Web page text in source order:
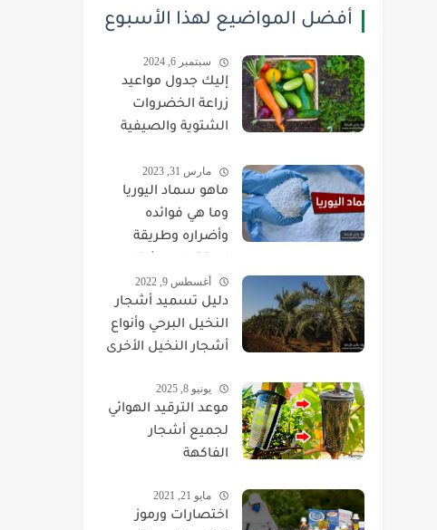
أفضل المواضيع لهذا الأسبوع
سبتمبر 6, 2024
إليك جدول مواعيد
زراعة الخضروات
الشتوية والصيفية
والشهر
مارس 31, 2023
ماهو سماد اليوريا
وما هي فوائده
وأضراره وطريقة
صحيح
أغسطس 9, 2022
دليل تسميد أشجار
النخيل البرحي وأنواع
أشجار النخيل الأخرى
يونيو 8, 2025
موعد الترقيد الهوائي
لجميع أشجار
الفاكهة
مايو 21, 2021
اختصارات ورموز